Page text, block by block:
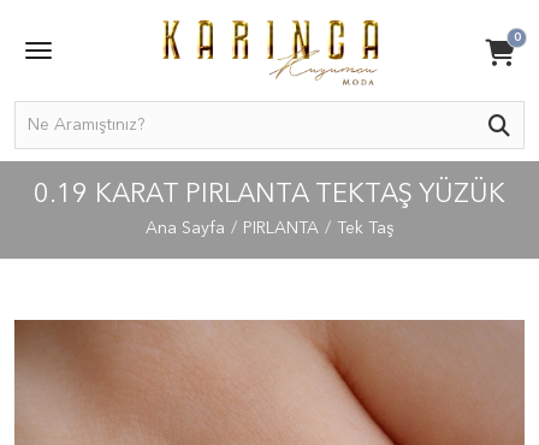
0
0.19 KARAT PIRLANTA TEKTAŞ YÜZÜK
Ana Sayfa PIRLANTA Tek Taş